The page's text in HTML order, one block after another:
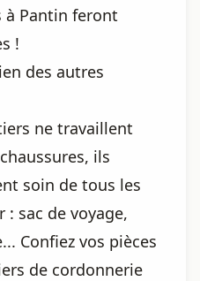
Pantin feront
!
des autres
ne travaillent
ils
soin de tous les
sac de voyage,
Confiez vos pièces
de cordonnerie